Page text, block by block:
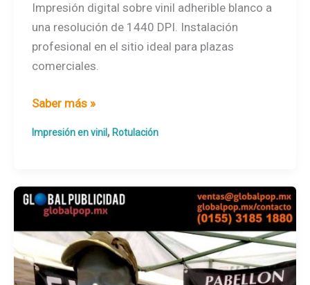
Impresión digital sobre vinil adherible blanco a
una resolución de 1440 DPI. Instalación
profesional en el sitio ideal para plazas
comerciales.
Impresión
en
Saber más »
Impresión en vinil, Rotulación